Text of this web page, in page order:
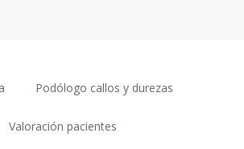
Podólogo callos y durezas
Valoración pacientes